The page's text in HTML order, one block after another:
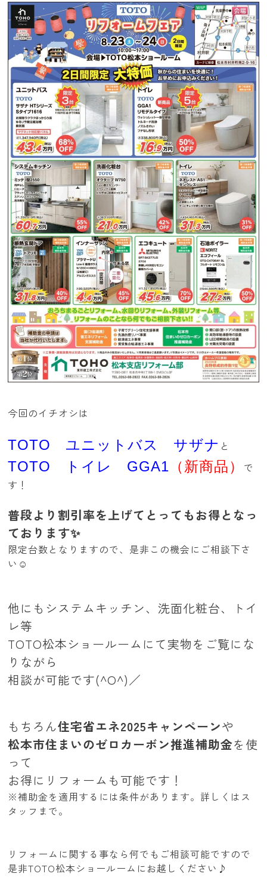
今回のイチオシは
TOTO ユニットバス サザナ と
TOTO トイレ GGA1 （新商品） で
す！
普段より割引率を上げてとってもお得となっ
ております✨
限定台数となりますので、是非この機会にご相談下さ
い☺
他にもシステムキッチン、洗面化粧台、トイ
レ等
TOTO松本ショールームにて実物をご覧にな
りながら
相談が可能です(^O^)／
もちろん住宅省エネ2025キャンペーンや
松本市住まいのゼロカーボン推進補助金を使
って
お得にリフォームも可能です！
※補助金を適用するには条件があります。詳しくはス
タッフまで。
リフォームに関する事なら何でもご相談可能ですので
是非TOTO松本ショールームにお越しください♪